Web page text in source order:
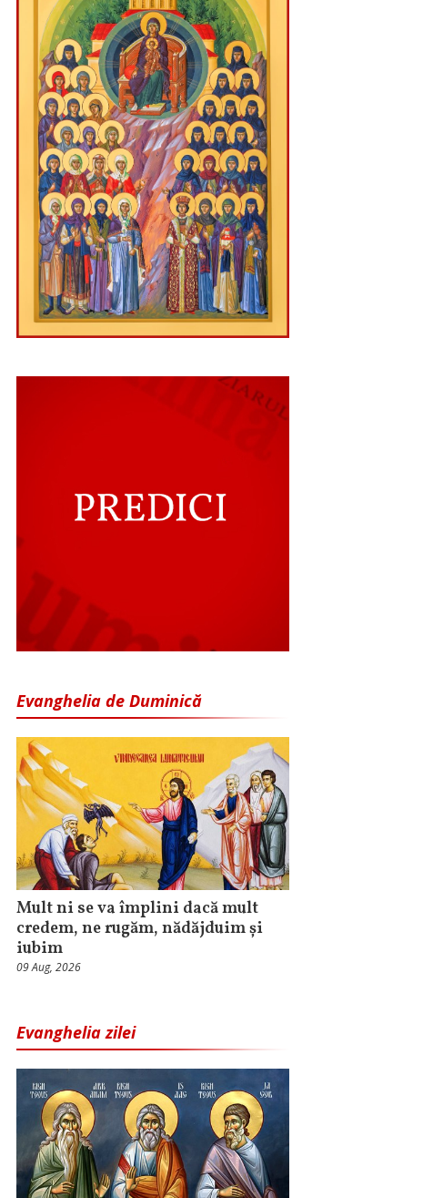
Evanghelia de Duminică
Mult ni se va împlini dacă mult
credem, ne rugăm, nădăjduim și
iubim
09 Aug, 2026
Evanghelia zilei